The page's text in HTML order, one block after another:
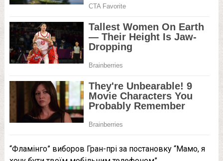
“Фламінго” виборов Гран-прі за постановку “Мамо, я